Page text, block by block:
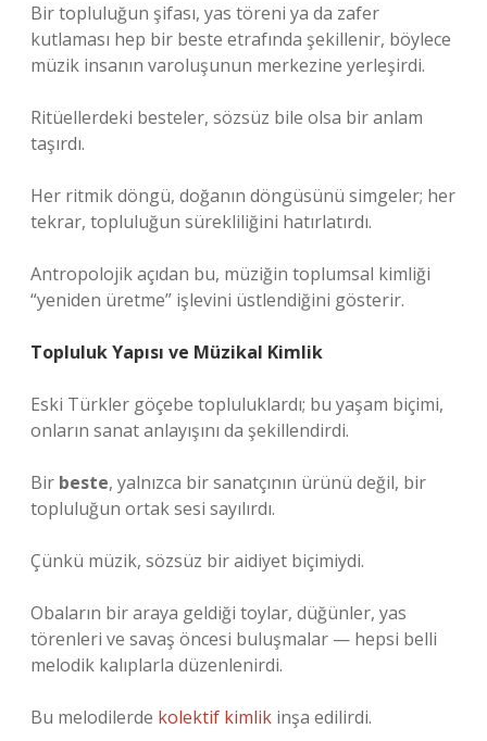
Bir topluluğun şifası, yas töreni ya da zafer
kutlaması hep bir beste etrafında şekillenir, böylece
müzik insanın varoluşunun merkezine yerleşirdi.
Ritüellerdeki besteler, sözsüz bile olsa bir anlam
taşırdı.
Her ritmik döngü, doğanın döngüsünü simgeler; her
tekrar, topluluğun sürekliliğini hatırlatırdı.
Antropolojik açıdan bu, müziğin toplumsal kimliği
“yeniden üretme” işlevini üstlendiğini gösterir.
Topluluk Yapısı ve Müzikal Kimlik
Eski Türkler göçebe topluluklardı; bu yaşam biçimi,
onların sanat anlayışını da şekillendirdi.
Bir beste, yalnızca bir sanatçının ürünü değil, bir
topluluğun ortak sesi sayılırdı.
Çünkü müzik, sözsüz bir aidiyet biçimiydi.
Obaların bir araya geldiği toylar, düğünler, yas
törenleri ve savaş öncesi buluşmalar — hepsi belli
melodik kalıplarla düzenlenirdi.
Bu melodilerde kolektif kimlik inşa edilirdi.